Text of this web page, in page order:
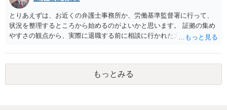
らない可能性があります。）。
とりあえずは、お近くの弁護士事務所か、労働基準監督署に行って、
状況を整理するところから始めるのがよいかと思います。 証拠の集め
やすさの観点から、実際に退職する前に相談に行かれた方がよいかと
もっとみる